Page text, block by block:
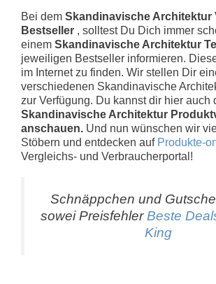
Bei dem Skandinavische Architektur
Bestseller , solltest Du Dich immer
einem Skandinavische Architektur
jeweiligen Bestseller informieren.
im Internet zu finden. Wir stellen Dir
verschiedenen Skandinavische
zur Verfügung. Du kannst dir hier auch
Skandinavische Architektur
anschauen. Und nun wünschen wir
Stöbern und entdecken auf Produkte-
Vergleichs- und Verbraucherportal!
Schnäppchen und
sowei Preisfehler Beste
King